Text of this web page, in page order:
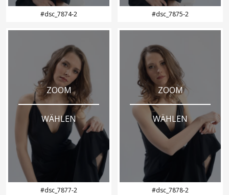
#dsc_7874-2 #dsc_7875-2
ZOOM
WÄHLEN
#dsc_7877-2
ZOOM
WÄHLEN
#dsc_7878-2